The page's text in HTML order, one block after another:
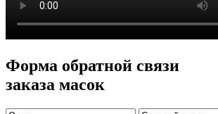
Форма обратной связи
заказа масок